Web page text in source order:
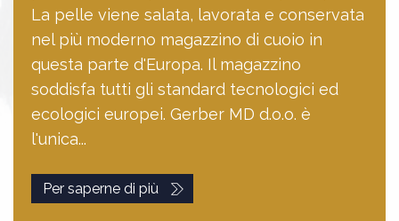
La pelle viene salata, lavorata e conservata
nel più moderno magazzino di cuoio in
questa parte d'Europa. Il magazzino
soddisfa tutti gli standard tecnologici ed
ecologici europei. Gerber MD d.o.o. è
l'unica...
Per saperne di più